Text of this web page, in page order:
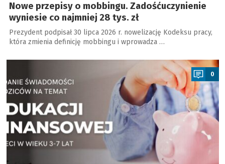
Nowe przepisy o mobbingu. Zadośćuczynienie
wyniesie co najmniej 28 tys. zł
Prezydent podpisał 30 lipca 2026 r. nowelizację Kodeksu pracy,
która zmienia definicję mobbingu i wprowadza …
a
0